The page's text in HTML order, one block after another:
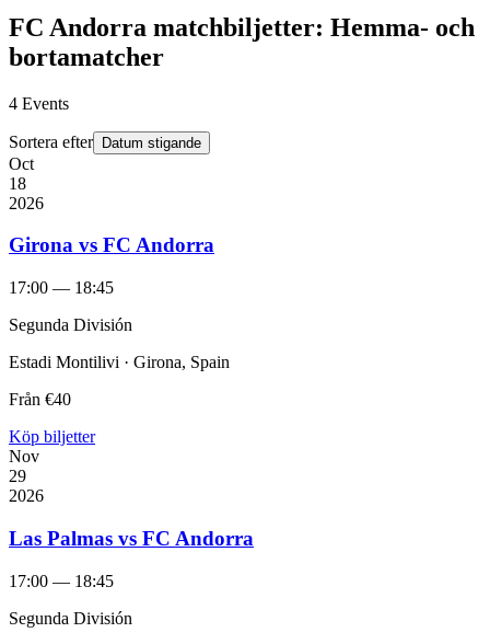
FC Andorra matchbiljetter: Hemma- och
bortamatcher
4 Events
Sortera efter Datum stigande
Oct
18
2026
Girona vs FC Andorra
17:00 — 18:45
Segunda División
Estadi Montilivi · Girona, Spain
Från €40
Köp biljetter
Nov
29
2026
Las Palmas vs FC Andorra
17:00 — 18:45
Segunda División